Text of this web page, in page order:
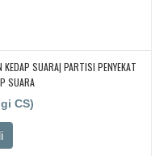
SUARA| PARTISI PENYEKAT
SUARA
CS)